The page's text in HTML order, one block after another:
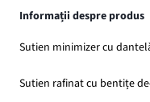
Informații despre produs
Sutien minimizer cu
Sutien rafinat cu bentițe